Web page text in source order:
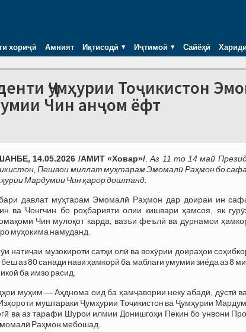
хориҷӣ Амният Иқтисодӣ Иҷтимоӣ Сайёҳӣ
Ҷумҳурии Тоҷикистон
Чин анҷом ёфт
14.05.2026 /АМИТ «Ховар»/.Аз 11 то 14 май
Пешвои миллат муҳтарам Эмомалӣ Раҳмон бо
Мардумии Чин қарор доштанд.
давлат муҳтарам Эмомалӣ Раҳмон дар доираи ин
ва Чонгчин бо роҳбарияти олии кишвари ҳамсоя, як
Чин мулоқот карда, вазъи феълӣ ва дурнамои
муҳокима намуданд.
натиҷаи музокироти сатҳи олӣ ва вохӯрии доираҳои
аз 80 санади нави ҳамкорӣ ба маблағи умумии зиёда аз 8
ба имзо расид.
муҳим — Аҳднома оид ба ҳамҷавории неку абадӣ, дӯстӣ
муштараки Ҷумҳурии Тоҷикистон ва Ҷумҳурии
ва аз тарафи Шурои илмии Донишгоҳи Пекин бо унвони
Раҳмон мебошад.